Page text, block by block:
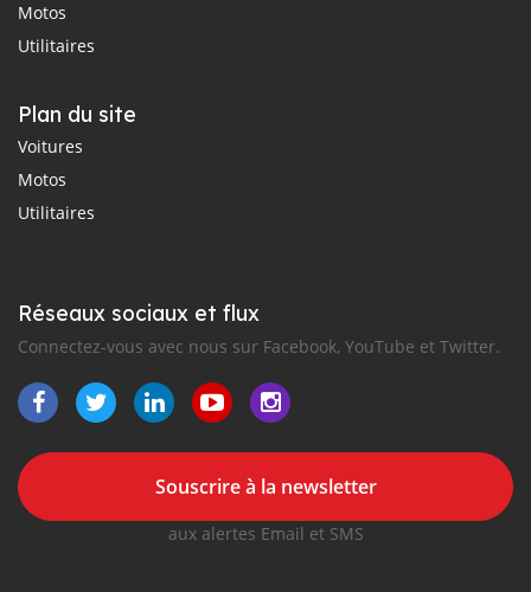
Motos
Utilitaires
Plan du site
Voitures
Motos
Utilitaires
Réseaux sociaux et flux
Connectez-vous avec nous sur Facebook, YouTube et Twitter.
Souscrire à la newsletter
aux alertes Email et SMS